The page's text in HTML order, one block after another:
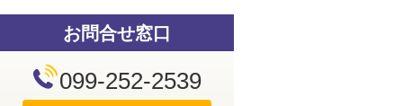
お問合せ窓口
099-252-2539